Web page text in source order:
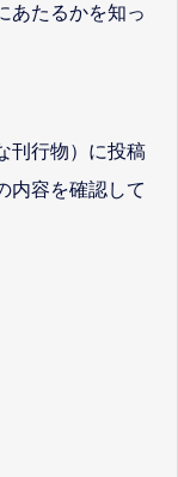
あたるかを知っ
刊行物）に投稿
内容を確認して